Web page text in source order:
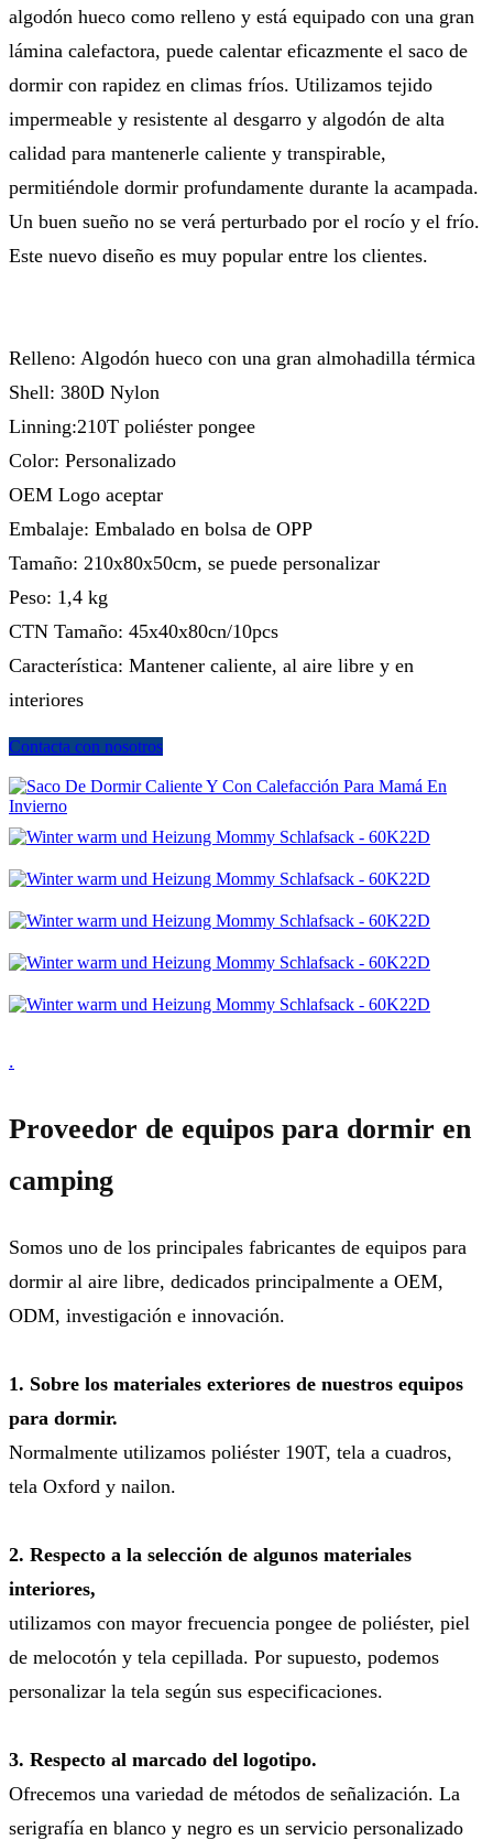
algodón hueco como relleno y está equipado con una gran
lámina calefactora, puede calentar eficazmente el saco de
dormir con rapidez en climas fríos. Utilizamos tejido
impermeable y resistente al desgarro y algodón de alta
calidad para mantenerle caliente y transpirable,
permitiéndole dormir profundamente durante la acampada.
Un buen sueño no se verá perturbado por el rocío y el frío.
Este nuevo diseño es muy popular entre los clientes.
Relleno: Algodón hueco con una gran almohadilla térmica
Shell: 380D Nylon
Linning:210T poliéster pongee
Color: Personalizado
OEM Logo aceptar
Embalaje: Embalado en bolsa de OPP
Tamaño: 210x80x50cm, se puede personalizar
Peso: 1,4 kg
CTN Tamaño: 45x40x80cn/10pcs
Característica: Mantener caliente, al aire libre y en
interiores
Contacta con nosotros
.
Proveedor de equipos para dormir en
camping
Somos uno de los principales fabricantes de equipos para
dormir al aire libre, dedicados principalmente a OEM,
ODM, investigación e innovación.
1. Sobre los materiales exteriores de nuestros equipos
para dormir.
Normalmente utilizamos poliéster 190T, tela a cuadros,
tela Oxford y nailon.
2. Respecto a la selección de algunos materiales
interiores,
utilizamos con mayor frecuencia pongee de poliéster, piel
de melocotón y tela cepillada. Por supuesto, podemos
personalizar la tela según sus especificaciones.
3. Respecto al marcado del logotipo.
Ofrecemos una variedad de métodos de señalización. La
serigrafía en blanco y negro es un servicio personalizado